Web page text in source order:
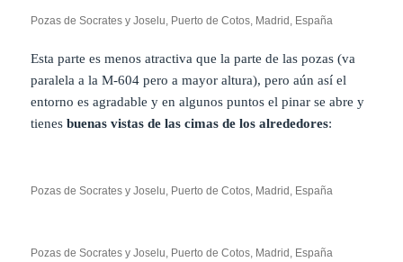
Pozas de Socrates y Joselu, Puerto de Cotos, Madrid, España
Esta parte es menos atractiva que la parte de las pozas (va
paralela a la M-604 pero a mayor altura), pero aún así el
entorno es agradable y en algunos puntos el pinar se abre y
tienesbuenas vistas de las cimas de los alrededores:
Pozas de Socrates y Joselu, Puerto de Cotos, Madrid, España
Pozas de Socrates y Joselu, Puerto de Cotos, Madrid, España